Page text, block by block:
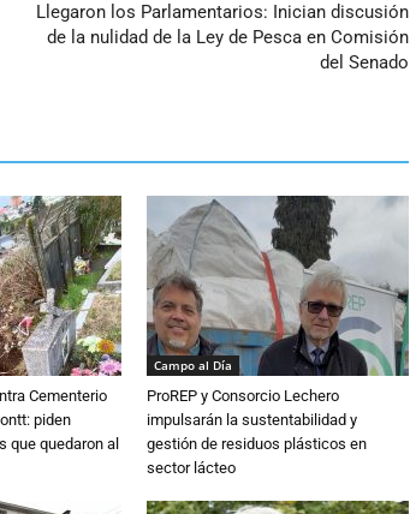
Llegaron los Parlamentarios: Inician discusión
de la nulidad de la Ley de Pesca en Comisión
del Senado
Cementerio
piden
que quedaron al
Campo al Día
ProREP y Consorcio Lechero
impulsarán la sustentabilidad y
gestión de residuos plásticos en
sector lácteo